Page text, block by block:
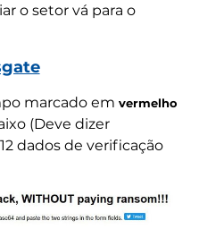
o setor vá para o
marcado em vermelho
(Deve dizer
dados de verificação